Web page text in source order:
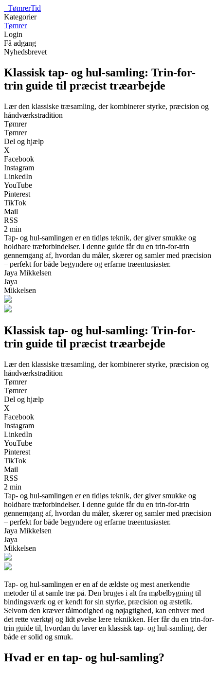
TømrerTid
Kategorier
Tømrer
Login
Få adgang
Nyhedsbrevet
Klassisk tap- og hul-samling: Trin-for-
trin guide til præcist træarbejde
Lær den klassiske træsamling, der kombinerer styrke, præcision og
håndværkstradition
Tømrer
Tømrer
Del og hjælp
X
Facebook
Instagram
LinkedIn
YouTube
Pinterest
TikTok
Mail
RSS
2 min
Tap- og hul-samlingen er en tidløs teknik, der giver smukke og
holdbare træforbindelser. I denne guide får du en trin-for-trin
gennemgang af, hvordan du måler, skærer og samler med præcision
– perfekt for både begyndere og erfarne træentusiaster.
Jaya Mikkelsen
Jaya
Mikkelsen
Klassisk tap- og hul-samling: Trin-for-
trin guide til præcist træarbejde
Lær den klassiske træsamling, der kombinerer styrke, præcision og
håndværkstradition
Tømrer
Tømrer
Del og hjælp
X
Facebook
Instagram
LinkedIn
YouTube
Pinterest
TikTok
Mail
RSS
2 min
Tap- og hul-samlingen er en tidløs teknik, der giver smukke og
holdbare træforbindelser. I denne guide får du en trin-for-trin
gennemgang af, hvordan du måler, skærer og samler med præcision
– perfekt for både begyndere og erfarne træentusiaster.
Jaya Mikkelsen
Jaya
Mikkelsen
Tap- og hul-samlingen er en af de ældste og mest anerkendte
metoder til at samle træ på. Den bruges i alt fra møbelbygning til
bindingsværk og er kendt for sin styrke, præcision og æstetik.
Selvom den kræver tålmodighed og nøjagtighed, kan enhver med
det rette værktøj og lidt øvelse lære teknikken. Her får du en trin-for-
trin guide til, hvordan du laver en klassisk tap- og hul-samling, der
både er solid og smuk.
Hvad er en tap- og hul-samling?